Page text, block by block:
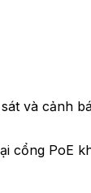
và cảnh
cổng PoE